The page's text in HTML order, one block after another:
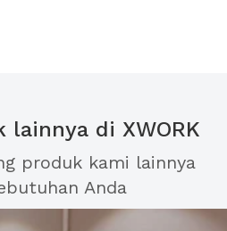
lainnya di XWORK
produk kami lainnya
Anda